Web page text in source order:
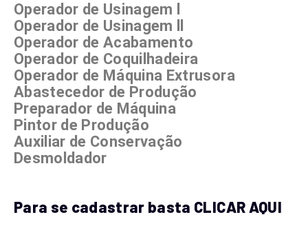
Operador de Usinagem l
Operador de Usinagem ll
Operador de Acabamento
Operador de Coquilhadeira
Operador de Máquina Extrusora
Abastecedor de Produção
Preparador de Máquina
Pintor de Produção
Auxiliar de Conservação
Desmoldador
Para se cadastrar basta CLICAR AQUI